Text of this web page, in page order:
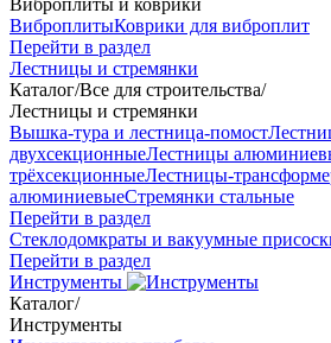
Виброплиты и коврики
ВиброплитыКоврики для виброплит
Перейти в раздел
Лестницы и стремянки
Каталог/Все для строительства/
Лестницы и стремянки
Вышка-тура и лестница-помост
двухсекционныеЛестницы
трёхсекционныеЛестницы-
алюминиевыеСтремянки стальные
Перейти в раздел
Стеклодомкраты и вакуумные
Перейти в раздел
Инструменты
Каталог/
Инструменты